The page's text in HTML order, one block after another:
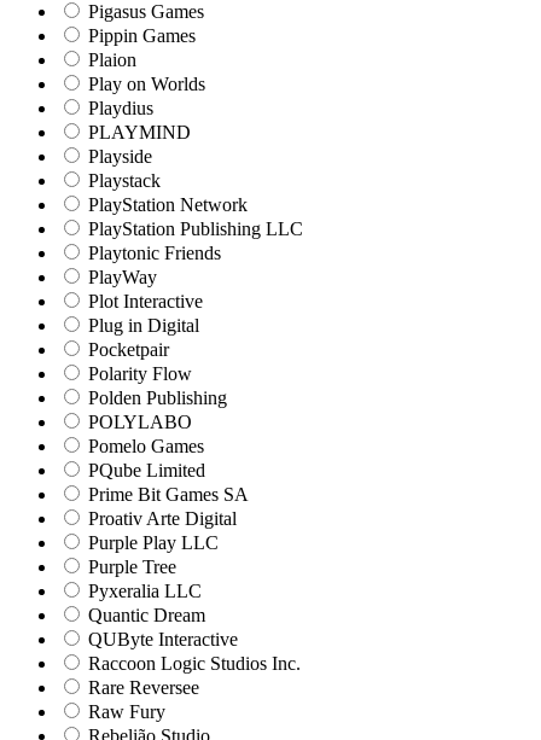
Pigasus Games
Pippin Games
Plaion
Play on Worlds
Playdius
PLAYMIND
Playside
Playstack
PlayStation Network
PlayStation Publishing LLC
Playtonic Friends
PlayWay
Plot Interactive
Plug in Digital
Pocketpair
Polarity Flow
Polden Publishing
POLYLABO
Pomelo Games
PQube Limited
Prime Bit Games SA
Proativ Arte Digital
Purple Play LLC
Purple Tree
Pyxeralia LLC
Quantic Dream
QUByte Interactive
Raccoon Logic Studios Inc.
Rare Reversee
Raw Fury